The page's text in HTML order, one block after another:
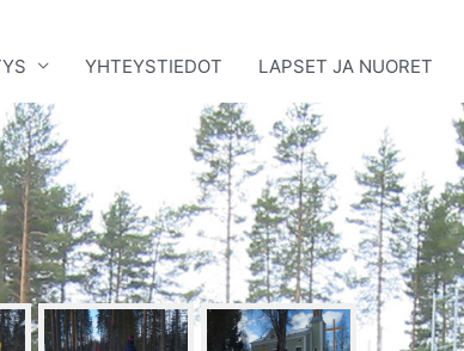
YHTEYSTIEDOT LAPSET JA NUORET